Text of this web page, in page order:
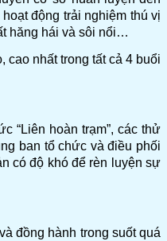
động trải nghiệm thú vị
hăng hái và sôi nổi…
cao nhất trong tất cả 4 buổi
“Liên hoàn trạm”, các thử
ban tổ chức và điều phối
có độ khó để rèn luyện sự
đồng hành trong suốt quá